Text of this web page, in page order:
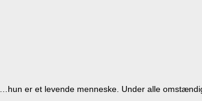
…hun er et levende menneske. Under alle